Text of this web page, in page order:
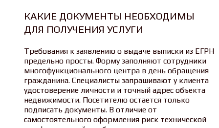
КАКИЕ ДОКУМЕНТЫ НЕОБХОДИМЫ
ДЛЯ ПОЛУЧЕНИЯ УСЛУГИ
Требования к заявлению о выдаче выписки из ЕГРН
предельно просты. Форму заполняют сотрудники
многофункционального центра в день обращения
гражданина. Специалисты запрашивают у клиента
удостоверение личности и точный адрес объекта
недвижимости. Посетителю остается только
подписать документы. В отличие от
самостоятельного оформления риск технической